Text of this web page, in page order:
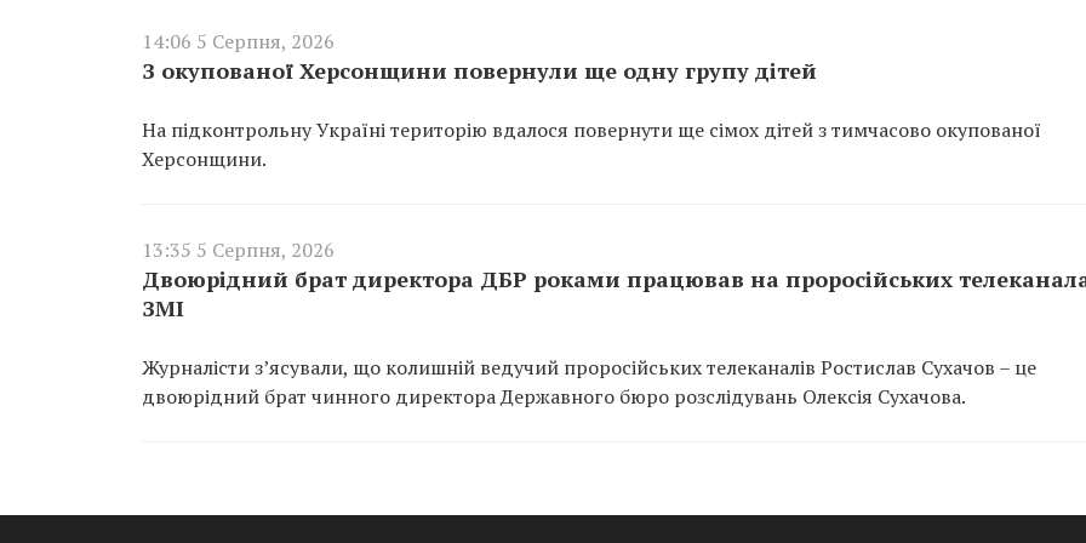
14:06 5 Серпня, 2026
З окупованої Херсонщини повернули ще одну групу дітей
На підконтрольну Україні територію вдалося повернути ще сімох дітей з тимчасово окупованої
Херсонщини.
13:35 5 Серпня, 2026
Двоюрідний брат директора ДБР роками працював на проросійських
ЗМІ
Журналісти з’ясували, що колишній ведучий проросійських телеканалів Ростислав Сухачов – це
двоюрідний брат чинного директора Державного бюро розслідувань Олексія Сухачова.